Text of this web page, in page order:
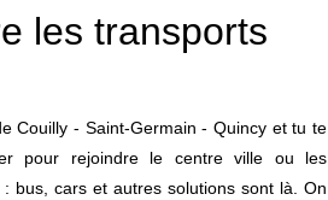
les transports
Couilly - Saint-Germain - Quincy et tu te
pour rejoindre le centre ville ou les
bus, cars et autres solutions sont là. On